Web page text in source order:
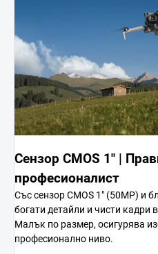
Сензор CMOS 1" |
професионалист
Със сензор CMOS 1" (50MP) и
богати детайли и чисти кадри
Малък по размер, осигурява
професионално ниво.